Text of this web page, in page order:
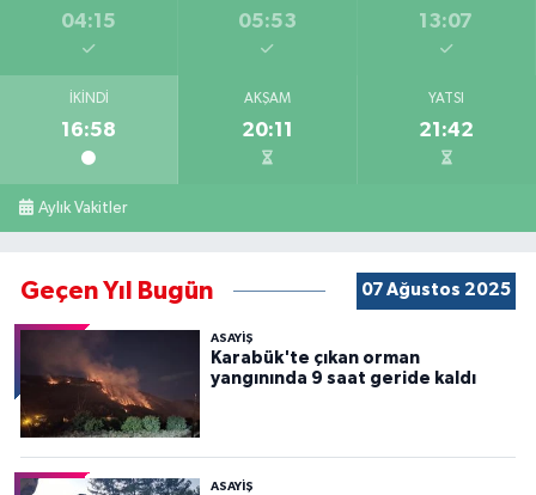
04:15 05:53 13:07
İKINDI
16:58
AKŞAM
20:11
YATSI
21:42
Aylık Vakitler
Geçen Yıl Bugün 07 Ağustos 2025
ASAYİŞ
Karabük'te çıkan orman
yangınında 9 saat geride kaldı
ASAYİŞ